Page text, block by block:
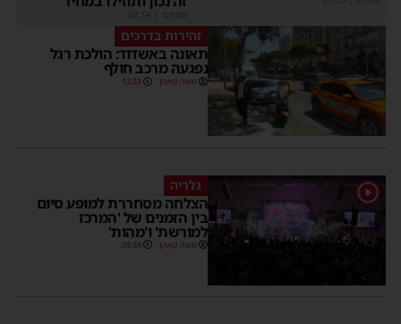
מקודם
זהירות בדרכים
תאונה באשדוד: הולכת רגל
נפגעה מרכב חולף
משה קאהן 12:22
1 גלריה
הצלחה מסחררת למופע סיום
בין הזמנים של 'המרכז
למורשת' ו'מהות'
משה קאהן 09:34